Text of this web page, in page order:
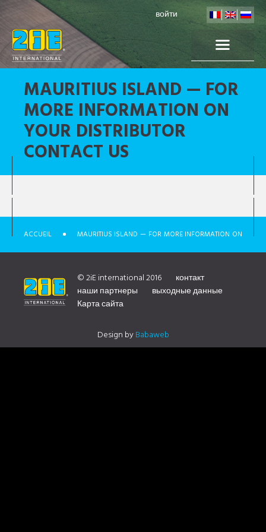
войти
MAURITIUS ISLAND — FOR
MORE INFORMATION ON
YOUR DISTRIBUTOR
CONTACT US
ACCUEIL MAURITIUS ISLAND — FOR MORE INFORMATION ON
© 2iE international 2016
контакт
наши партнеры
выходные данные
Карта сайта
Design byBabaweb